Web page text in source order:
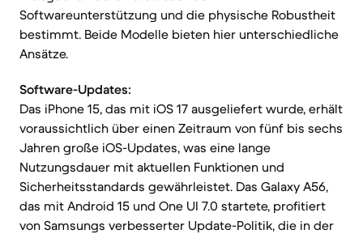
Softwareunterstützung und die physische Robustheit
bestimmt. Beide Modelle bieten hier unterschiedliche
Ansätze.
Software-Updates:
Das iPhone 15, das mit iOS 17 ausgeliefert wurde, erhält
voraussichtlich über einen Zeitraum von fünf bis sechs
Jahren große iOS-Updates, was eine lange
Nutzungsdauer mit aktuellen Funktionen und
Sicherheitsstandards gewährleistet. Das Galaxy A56,
das mit Android 15 und One UI 7.0 startete, profitiert
von Samsungs verbesserter Update-Politik, die in der